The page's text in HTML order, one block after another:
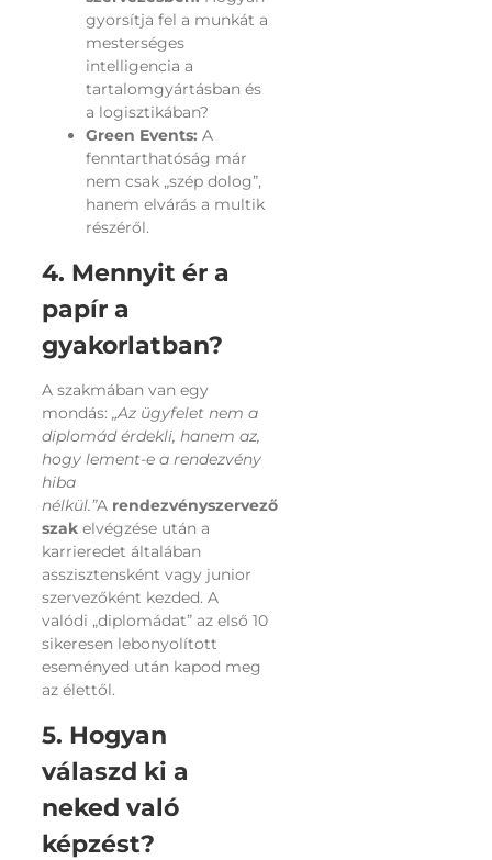
gyorsítja fel a munkát a
mesterséges
intelligencia a
tartalomgyártásban és
a logisztikában?
Green Events: A
fenntarthatóság már
nem csak „szép dolog”,
hanem elvárás a multik
részéről.
4. Mennyit ér a
papír a
gyakorlatban?
A szakmában van egy
mondás: „Az ügyfelet nem a
diplomád érdekli, hanem az,
hogy lement-e a rendezvény
hiba
nélkül.”A rendezvényszervező
szakelvégzése után a
karrieredet általában
asszisztensként vagy junior
szervezőként kezded. A
valódi „diplomádat” az első 10
sikeresen lebonyolított
eseményed után kapod meg
az élettől.
5. Hogyan
válaszd ki a
neked való
képzést?